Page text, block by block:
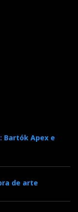
Bartók Apex e
de arte